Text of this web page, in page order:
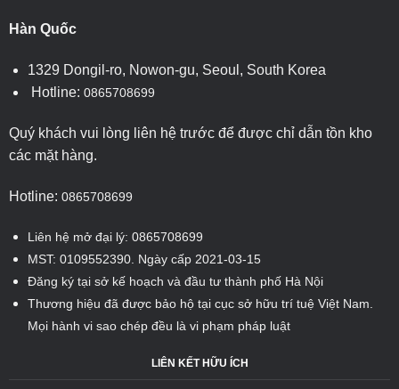
Hàn Quốc
1329 Dongil-ro, Nowon-gu, Seoul, South Korea
Hotline: 0865708699
Quý khách vui lòng liên hệ trước để được chỉ dẫn tồn kho
các mặt hàng.
Hotline: 0865708699
Liên hệ mở đại lý: 0865708699
MST: 0109552390. Ngày cấp 2021-03-15
Đăng ký tại sở kế hoạch và đầu tư thành phố Hà Nội
Thương hiệu đã được bảo hộ tại cục sở hữu trí tuệ Việt Nam.
Mọi hành vi sao chép đều là vi phạm pháp luật
LIÊN KẾT HỮU ÍCH